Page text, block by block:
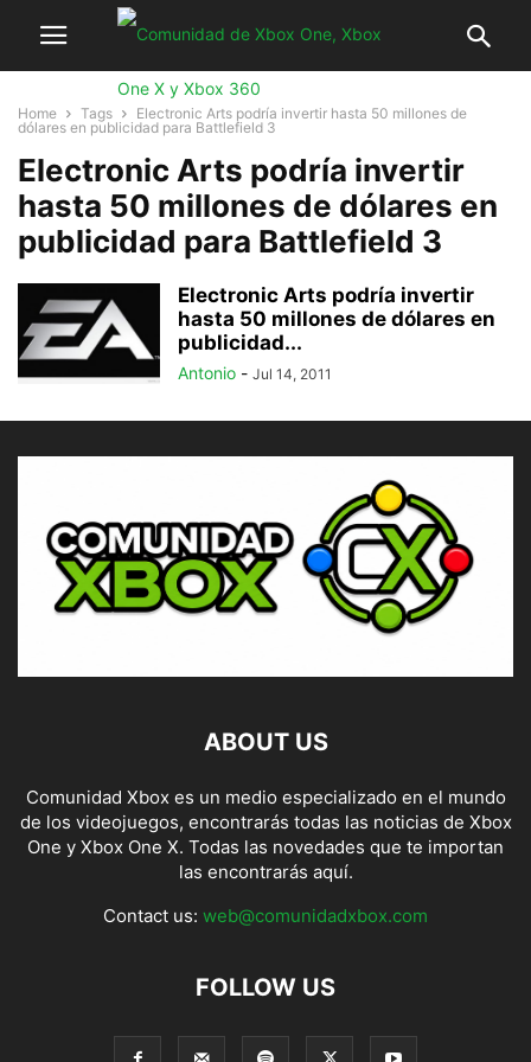
Home Tags
Electronic Arts podría invertir hasta 50 millones de
dólares en publicidad para Battlefield 3
Electronic Arts podría invertir
hasta 50 millones de dólares en
publicidad para Battlefield 3
Electronic Arts podría invertir
hasta 50 millones de dólares en
publicidad...
Antonio - Jul 14, 2011
ABOUT US
Comunidad Xbox es un medio especializado en el mundo
de los videojuegos, encontrarás todas las noticias de Xbox
One y Xbox One X. Todas las novedades que te importan
las encontrarás aquí.
Contact us: web@comunidadxbox.com
FOLLOW US